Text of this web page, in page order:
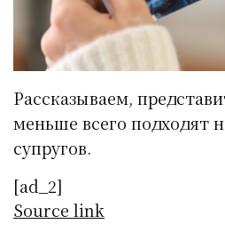
Рассказываем,
меньше всего подходят
супругов.
[ad_2]
Source link